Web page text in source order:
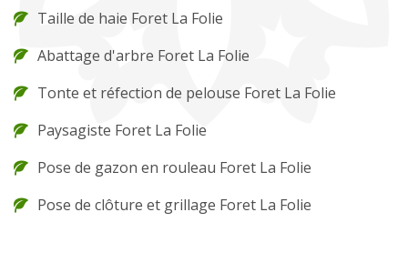
Taille de haie Foret La Folie
Abattage d'arbre Foret La Folie
Tonte et réfection de pelouse Foret La Folie
Paysagiste Foret La Folie
Pose de gazon en rouleau Foret La Folie
Pose de clôture et grillage Foret La Folie